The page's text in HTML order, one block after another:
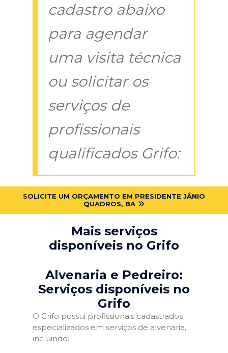
cadastro abaixo
para agendar
uma visita técnica
ou solicitar os
serviços de
profissionais
qualificados Grifo:
SOLICITE UM ORÇAMENTO EM PRESIDENTE JÂNIO
QUADROS, BA
Mais serviços
disponíveis no Grifo
Alvenaria e Pedreiro:
Serviços disponíveis no
Grifo
O Grifo possui profissionais cadastrados
especializados em serviços de alvenaria,
incluindo: